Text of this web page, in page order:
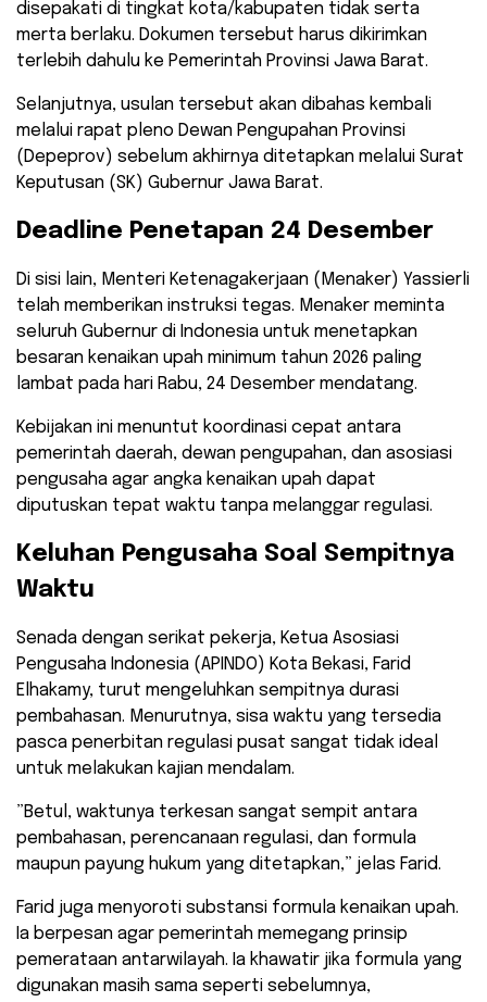
disepakati di tingkat kota/kabupaten tidak serta
merta berlaku. Dokumen tersebut harus dikirimkan
terlebih dahulu ke Pemerintah Provinsi Jawa Barat.
​Selanjutnya, usulan tersebut akan dibahas kembali
melalui rapat pleno Dewan Pengupahan Provinsi
(Depeprov) sebelum akhirnya ditetapkan melalui Surat
Keputusan (SK) Gubernur Jawa Barat.
​Deadline Penetapan 24 Desember
​Di sisi lain, Menteri Ketenagakerjaan (Menaker) Yassierli
telah memberikan instruksi tegas. Menaker meminta
seluruh Gubernur di Indonesia untuk menetapkan
besaran kenaikan upah minimum tahun 2026 paling
lambat pada hari Rabu, 24 Desember mendatang.
​Kebijakan ini menuntut koordinasi cepat antara
pemerintah daerah, dewan pengupahan, dan asosiasi
pengusaha agar angka kenaikan upah dapat
diputuskan tepat waktu tanpa melanggar regulasi.
​Keluhan Pengusaha Soal Sempitnya
Waktu
​Senada dengan serikat pekerja, Ketua Asosiasi
Pengusaha Indonesia (APINDO) Kota Bekasi, Farid
Elhakamy, turut mengeluhkan sempitnya durasi
pembahasan. Menurutnya, sisa waktu yang tersedia
pasca penerbitan regulasi pusat sangat tidak ideal
untuk melakukan kajian mendalam.
​”Betul, waktunya terkesan sangat sempit antara
pembahasan, perencanaan regulasi, dan formula
maupun payung hukum yang ditetapkan,” jelas Farid.
​Farid juga menyoroti substansi formula kenaikan upah.
Ia berpesan agar pemerintah memegang prinsip
pemerataan antarwilayah. Ia khawatir jika formula yang
digunakan masih sama seperti sebelumnya,